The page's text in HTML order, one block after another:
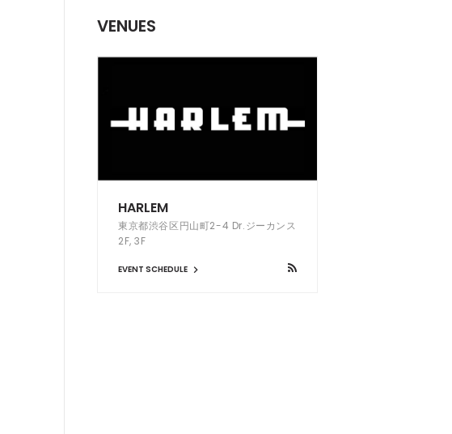
VENUES
HARLEM
東京都渋谷区円山町2-4 Dr.ジーカンス
2F, 3F
EVENT SCHEDULE